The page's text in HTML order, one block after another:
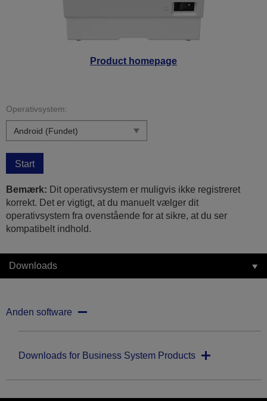
Product homepage
Operativsystem:
Start
Bemærk: Dit operativsystem er muligvis ikke registreret
korrekt. Det er vigtigt, at du manuelt vælger dit
operativsystem fra ovenstående for at sikre, at du ser
kompatibelt indhold.
Downloads
Anden software
Downloads for Business System Products